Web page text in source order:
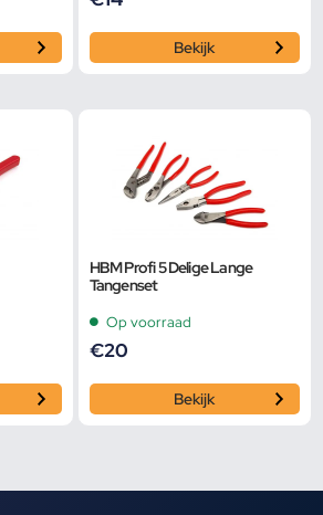
Bekijk
HBM Profi 5 Delige Lange
Tangenset
Op voorraad
€20
Bekijk